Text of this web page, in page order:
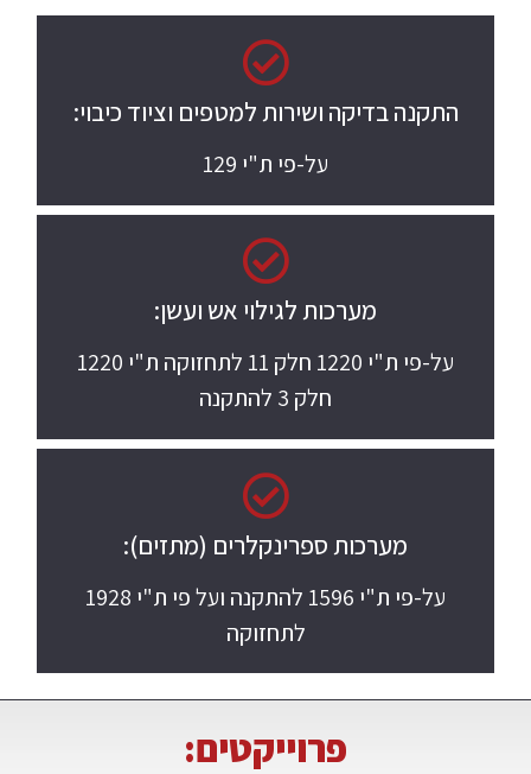
התקנה בדיקה ושירות למטפים וציוד כיבוי:
על-פי ת"י 129
מערכות לגילוי אש ועשן:
על-פי ת"י 1220 חלק 11 לתחזוקה ת"י 1220
חלק 3 להתקנה
מערכות ספרינקלרים (מתזים):
על-פי ת"י 1596 להתקנה ועל פי ת"י 1928
לתחזוקה
פרוייקטים: